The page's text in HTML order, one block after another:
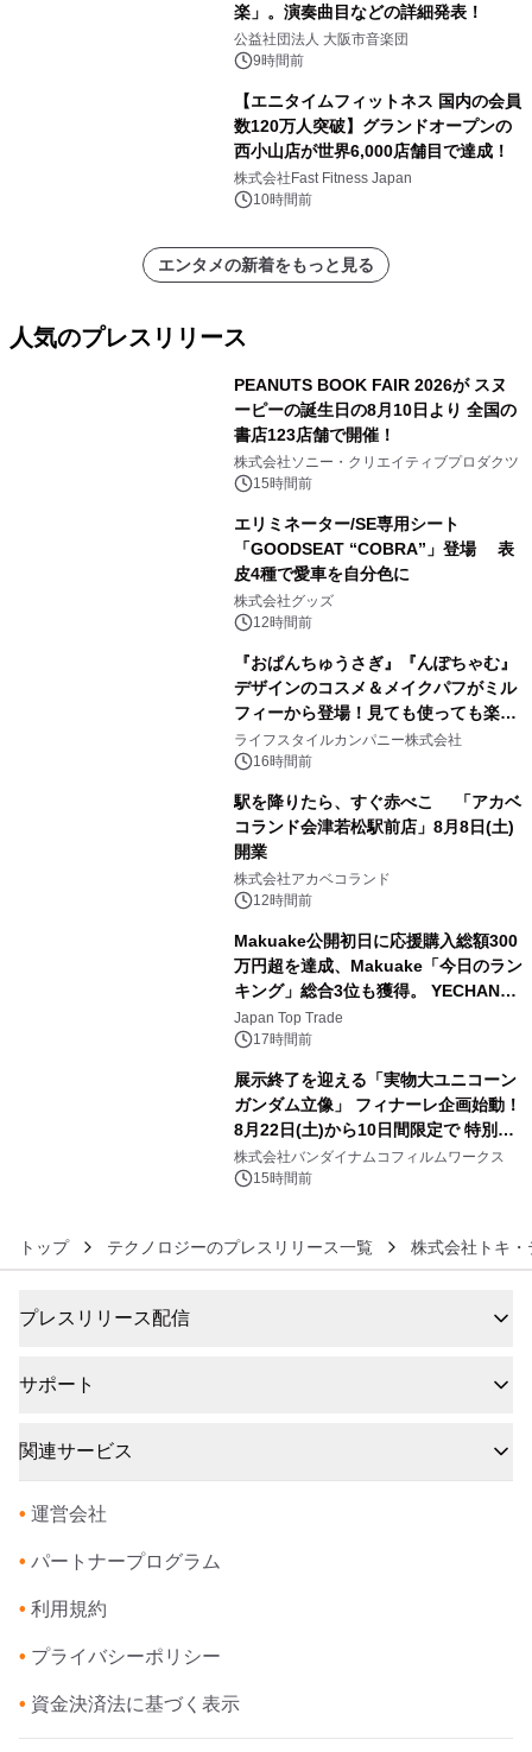
楽」。演奏曲目などの詳細発表！
公益社団法人 大阪市音楽団
9時間前
【エニタイムフィットネス 国内の会員
数120万人突破】グランドオープンの
西小山店が世界6,000店舗目で達成！
株式会社Fast Fitness Japan
10時間前
エンタメの新着をもっと見る
人気のプレスリリース
PEANUTS BOOK FAIR 2026が スヌ
ーピーの誕生日の8月10日より 全国の
書店123店舗で開催！
株式会社ソニー・クリエイティブプロダクツ
15時間前
エリミネーター/SE専用シート
「GOODSEAT “COBRA”」登場 表
皮4種で愛車を自分色に
株式会社グッズ
12時間前
『おぱんちゅうさぎ』『んぽちゃむ』
デザインのコスメ＆メイクパフがミル
フィーから登場！見ても使っても楽し
い、ポップでキュートなコレクショ
ン。
ライフスタイルカンパニー株式会社
16時間前
駅を降りたら、すぐ赤べこ 「アカベ
コランド会津若松駅前店」8月8日(土)
開業
株式会社アカベコランド
12時間前
Makuake公開初日に応援購入総額300
万円超を達成、Makuake「今日のラン
キング」総合3位も獲得。 YECHAN音
浴シンギングボウル第2弾の大型サイ
ズ（XL・2XL・3XL）を先行販売中
Japan Top Trade
17時間前
展示終了を迎える「実物大ユニコーン
ガンダム立像」 フィナーレ企画始動！
8月22日(土)から10日間限定で 特別映
像『UNICORN GUNDAM Statue ―
BEYOND POSSIBILITY ―』を上映！
株式会社バンダイナムコフィルムワークス
15時間前
トップ テクノロジーのプレスリリース一覧 株式会社トキ・
プレスリリース配信
サポート
関連サービス
• 運営会社
• パートナープログラム
• 利用規約
• プライバシーポリシー
• 資金決済法に基づく表示